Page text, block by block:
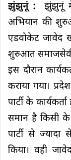
झुंझुनूं : झुंझुनूं
अभियान की
एडवोकेट जावेद
शुरुआत
इस दौरान
कराया गया।
पार्टी के
समान है किसी के
पार्टी से
किया। वही